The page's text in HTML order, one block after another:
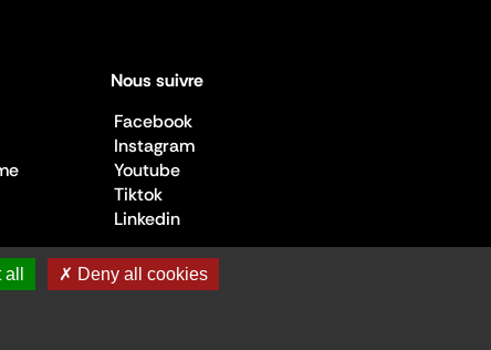
Nous suivre
Facebook
Instagram
Youtube
Tiktok
Linkedin
✗ Deny all cookies